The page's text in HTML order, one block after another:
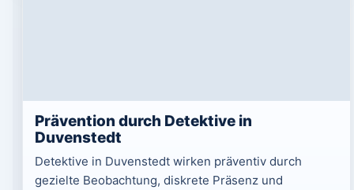
Prävention durch Detektive in
Duvenstedt
Detektive in Duvenstedt wirken präventiv durch
gezielte Beobachtung, diskrete Präsenz und